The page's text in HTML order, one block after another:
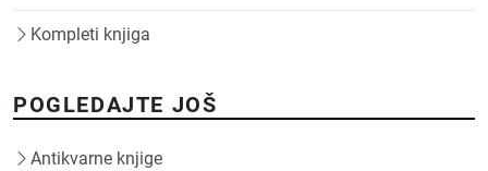
Kompleti knjiga
POGLEDAJTE JOŠ
Antikvarne knjige